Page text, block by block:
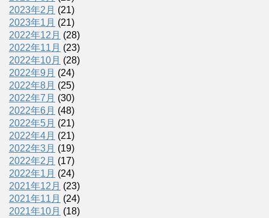
2023年2月 (21)
2023年1月 (21)
2022年12月 (28)
2022年11月 (23)
2022年10月 (28)
2022年9月 (24)
2022年8月 (25)
2022年7月 (30)
2022年6月 (48)
2022年5月 (21)
2022年4月 (21)
2022年3月 (19)
2022年2月 (17)
2022年1月 (24)
2021年12月 (23)
2021年11月 (24)
2021年10月 (18)